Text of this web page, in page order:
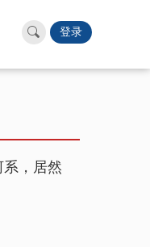
登录
系，居然